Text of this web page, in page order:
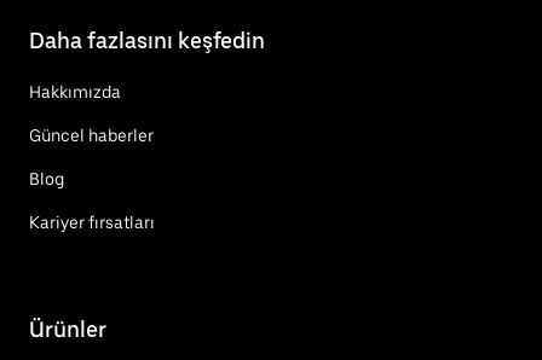
Daha fazlasını keşfedin
Hakkımızda
Güncel haberler
Blog
Kariyer fırsatları
Ürünler